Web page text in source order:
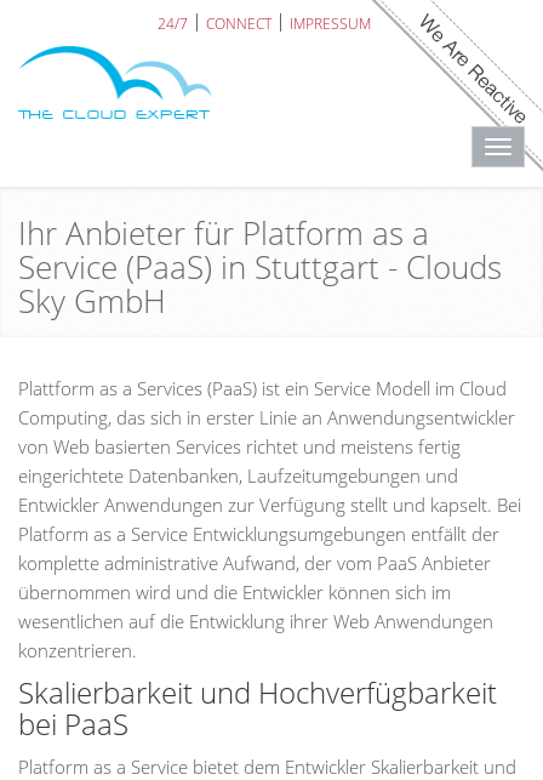
24/7 CONNECT IMPRESSUM
Ihr Anbieter für Platform as a
Service (PaaS) in Stuttgart - Clouds
Sky GmbH
Plattform as a Services (PaaS) ist ein Service Modell im Cloud
Computing, das sich in erster Linie an Anwendungsentwickler
von Web basierten Services richtet und meistens fertig
eingerichtete Datenbanken, Laufzeitumgebungen und
Entwickler Anwendungen zur Verfügung stellt und kapselt. Bei
Platform as a Service Entwicklungsumgebungen entfällt der
komplette administrative Aufwand, der vom PaaS Anbieter
übernommen wird und die Entwickler können sich im
wesentlichen auf die Entwicklung ihrer Web Anwendungen
konzentrieren.
Skalierbarkeit und Hochverfügbarkeit
bei PaaS
Platform as a Service bietet dem Entwickler Skalierbarkeit und